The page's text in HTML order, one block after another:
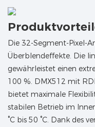
Die 32-Segment-Pixel-
Überblendeffekte. Die
gewährleistet einen
100 %. DMX512 mit
bietet maximale
stabilen Betrieb im
°C bis 50 °C. Dank des